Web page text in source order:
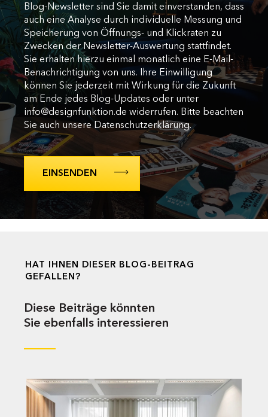
Blog-Newsletter sind Sie damit einverstanden, dass
auch eine Analyse durch individuelle Messung und
Speicherung von Öffnungs- und Klickraten zu
Zwecken der Newsletter-Auswertung stattfindet.
Sie erhalten hierzu einmal monatlich eine E-Mail-
Benachrichtigung von uns. Ihre Einwilligung
können Sie jederzeit mit Wirkung für die Zukunft
am Ende jedes Blog-Updates oder unter
info@designfunktion.de widerrufen. Bitte beachten
Sie auch unsere Datenschutzerklärung.
HAT IHNEN DIESER BLOG-BEITRAG
GEFALLEN?
Diese Beiträge könnten
Sie ebenfalls interessieren